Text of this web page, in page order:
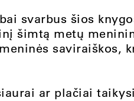
svarbus šios
šimtą metų
saviraiškos,
ar plačiai